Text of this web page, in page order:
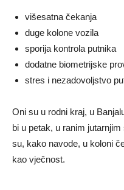
višesatna čekanja
duge kolone vozila
sporija kontrola putnika
dodatne biometrijske
stres i nezadovoljstvo
Oni su u rodni kraj, u
bi u petak, u ranim
su, kako navode, u koloni
kao vječnost.